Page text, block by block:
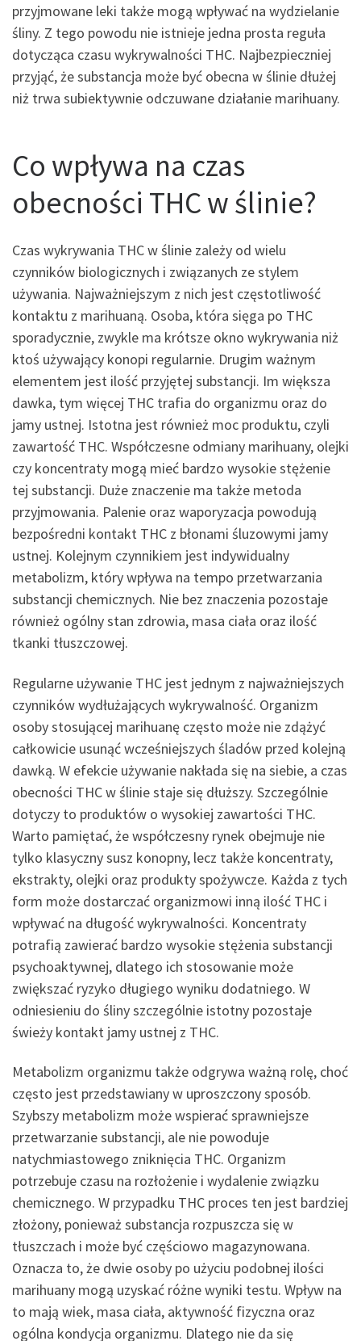
przyjmowane leki także mogą wpływać na wydzielanie
śliny. Z tego powodu nie istnieje jedna prosta reguła
dotycząca czasu wykrywalności THC. Najbezpieczniej
przyjąć, że substancja może być obecna w ślinie dłużej
niż trwa subiektywnie odczuwane działanie marihuany.
Co wpływa na czas
obecności THC w ślinie?
Czas wykrywania THC w ślinie zależy od wielu
czynników biologicznych i związanych ze stylem
używania. Najważniejszym z nich jest częstotliwość
kontaktu z marihuaną. Osoba, która sięga po THC
sporadycznie, zwykle ma krótsze okno wykrywania niż
ktoś używający konopi regularnie. Drugim ważnym
elementem jest ilość przyjętej substancji. Im większa
dawka, tym więcej THC trafia do organizmu oraz do
jamy ustnej. Istotna jest również moc produktu, czyli
zawartość THC. Współczesne odmiany marihuany, olejki
czy koncentraty mogą mieć bardzo wysokie stężenie
tej substancji. Duże znaczenie ma także metoda
przyjmowania. Palenie oraz waporyzacja powodują
bezpośredni kontakt THC z błonami śluzowymi jamy
ustnej. Kolejnym czynnikiem jest indywidualny
metabolizm, który wpływa na tempo przetwarzania
substancji chemicznych. Nie bez znaczenia pozostaje
również ogólny stan zdrowia, masa ciała oraz ilość
tkanki tłuszczowej.
Regularne używanie THC jest jednym z najważniejszych
czynników wydłużających wykrywalność. Organizm
osoby stosującej marihuanę często może nie zdążyć
całkowicie usunąć wcześniejszych śladów przed kolejną
dawką. W efekcie używanie nakłada się na siebie, a czas
obecności THC w ślinie staje się dłuższy. Szczególnie
dotyczy to produktów o wysokiej zawartości THC.
Warto pamiętać, że współczesny rynek obejmuje nie
tylko klasyczny susz konopny, lecz także koncentraty,
ekstrakty, olejki oraz produkty spożywcze. Każda z tych
form może dostarczać organizmowi inną ilość THC i
wpływać na długość wykrywalności. Koncentraty
potrafią zawierać bardzo wysokie stężenia substancji
psychoaktywnej, dlatego ich stosowanie może
zwiększać ryzyko długiego wyniku dodatniego. W
odniesieniu do śliny szczególnie istotny pozostaje
świeży kontakt jamy ustnej z THC.
Metabolizm organizmu także odgrywa ważną rolę, choć
często jest przedstawiany w uproszczony sposób.
Szybszy metabolizm może wspierać sprawniejsze
przetwarzanie substancji, ale nie powoduje
natychmiastowego zniknięcia THC. Organizm
potrzebuje czasu na rozłożenie i wydalenie związku
chemicznego. W przypadku THC proces ten jest bardziej
złożony, ponieważ substancja rozpuszcza się w
tłuszczach i może być częściowo magazynowana.
Oznacza to, że dwie osoby po użyciu podobnej ilości
marihuany mogą uzyskać różne wyniki testu. Wpływ na
to mają wiek, masa ciała, aktywność fizyczna oraz
ogólna kondycja organizmu. Dlatego nie da się